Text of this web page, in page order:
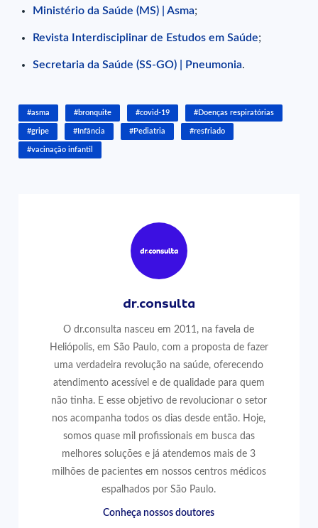
Ministério da Saúde (MS) | Asma;
Revista Interdisciplinar de Estudos em Saúde;
Secretaria da Saúde (SS-GO) | Pneumonia.
#asma #bronquite #covid-19 #Doenças respiratórias
#gripe #Infância #Pediatria #resfriado
#vacinação infantil
dr.consulta
O dr.consulta nasceu em 2011, na favela de
Heliópolis, em São Paulo, com a proposta de fazer
uma verdadeira revolução na saúde, oferecendo
atendimento acessível e de qualidade para quem
não tinha. E esse objetivo de revolucionar o setor
nos acompanha todos os dias desde então. Hoje,
somos quase mil profissionais em busca das
melhores soluções e já atendemos mais de 3
milhões de pacientes em nossos centros médicos
espalhados por São Paulo.
Conheça nossos doutores